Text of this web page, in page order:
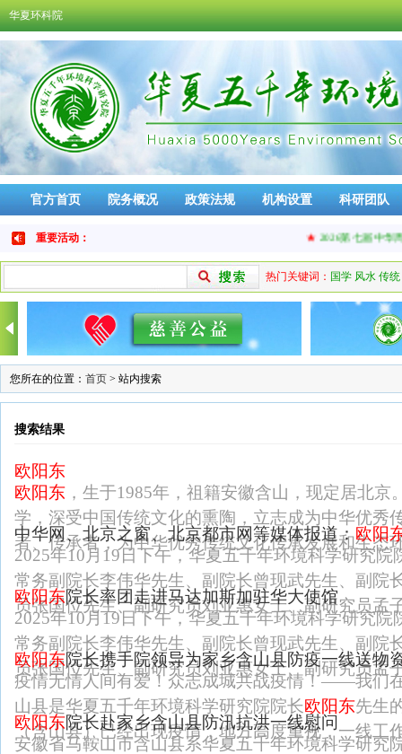
华夏环科院
官方首页 院务概况 政策法规 机构设置 科研团队
免责声明
重要活动： 2026第七届中华周
热门关键词： 国学 风水 传统
您所在的位置： 首页 > 站内搜索
搜索结果
欧阳东
欧阳东 ，生于1985年，祖籍安徽含山，现定居北
学，深受中国传统文化的熏陶，立志成为中华优秀
者、传承者，为中华优秀传统文化传承发展和生态
中华网、北京之窗、北京都市网等媒体报道：欧阳
2025年10月19日下午，华夏五千年环境科学研究院
常务副院长李伟华先生、副院长曾现武先生、副院
员张国位先生、副研究员刘亚惠女士、副研究员孟
欧阳东院长率团走进马达加斯加驻华大使馆
2025年10月19日下午，华夏五千年环境科学研究院
常务副院长李伟华先生、副院长曾现武先生、副院
员张国位先生、副研究员刘亚惠女士、副研究员孟
欧阳东院长携手院领导为家乡含山县防疫一线送物
疫情无情人间有爱！众志成城共战疫情！——我们
山县是华夏五千年环境科学研究院院长欧阳东先生
（含山县）已经出现疫情，地方高度重视，一线工
欧阳东院长赴家乡含山县防汛抗洪一线慰问
安徽省马鞍山市含山县系华夏五千年环境科学研究